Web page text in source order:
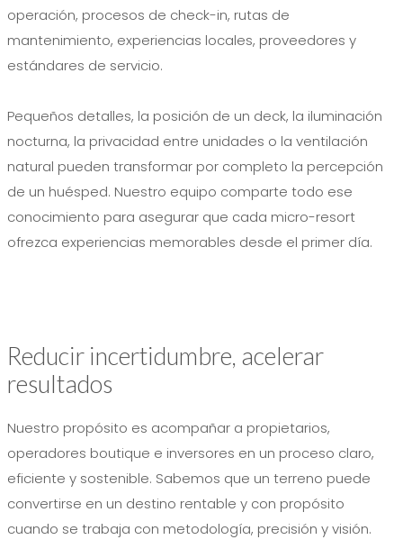
operación, procesos de check-in, rutas de
mantenimiento, experiencias locales, proveedores y
estándares de servicio.
Pequeños detalles, la posición de un deck, la iluminación
nocturna, la privacidad entre unidades o la ventilación
natural pueden transformar por completo la percepción
de un huésped. Nuestro equipo comparte todo ese
conocimiento para asegurar que cada micro-resort
ofrezca experiencias memorables desde el primer día.
Reducir incertidumbre, acelerar
resultados
Nuestro propósito es acompañar a propietarios,
operadores boutique e inversores en un proceso claro,
eficiente y sostenible. Sabemos que un terreno puede
convertirse en un destino rentable y con propósito
cuando se trabaja con metodología, precisión y visión.